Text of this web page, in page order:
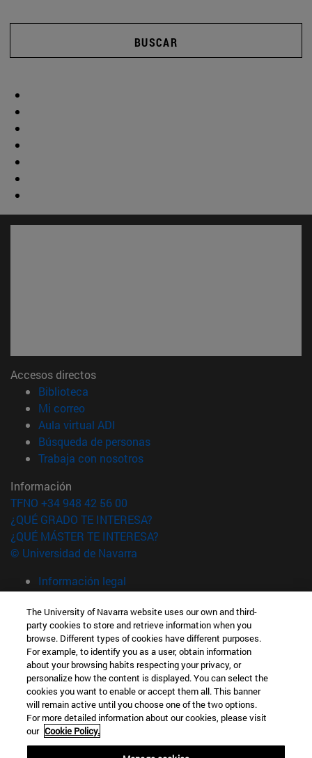
BUSCAR
Accesos directos
Biblioteca
Mi correo(abre en nueva ventana)
Aula virtual ADI
Búsqueda de personas(abre en nueva ventana)
Trabaja con nosotros(abre en nueva ventana)
Información
TFNO +34 948 42 56 00
¿QUÉ GRADO TE INTERESA?
¿QUÉ MÁSTER TE INTERESA?
© Universidad de Navarra
Información legal
Configuración de cookies
Localizador de campus
The University of Navarra website uses our own and third-
party cookies to store and retrieve information when you
browse. Different types of cookies have different purposes.
For example, to identify you as a user, obtain information
about your browsing habits respecting your privacy, or
personalize how the content is displayed. You can select the
cookies you want to enable or accept them all. This banner
will remain active until you choose one of the two options.
For more detailed information about our cookies, please visit
our Cookie Policy.